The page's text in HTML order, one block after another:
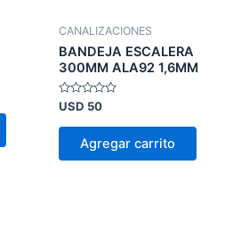
CANALIZACIONES
BANDEJA ESCALERA
300MM ALA92 1,6MM
Valorado
0
USD 50
Agregar carrito